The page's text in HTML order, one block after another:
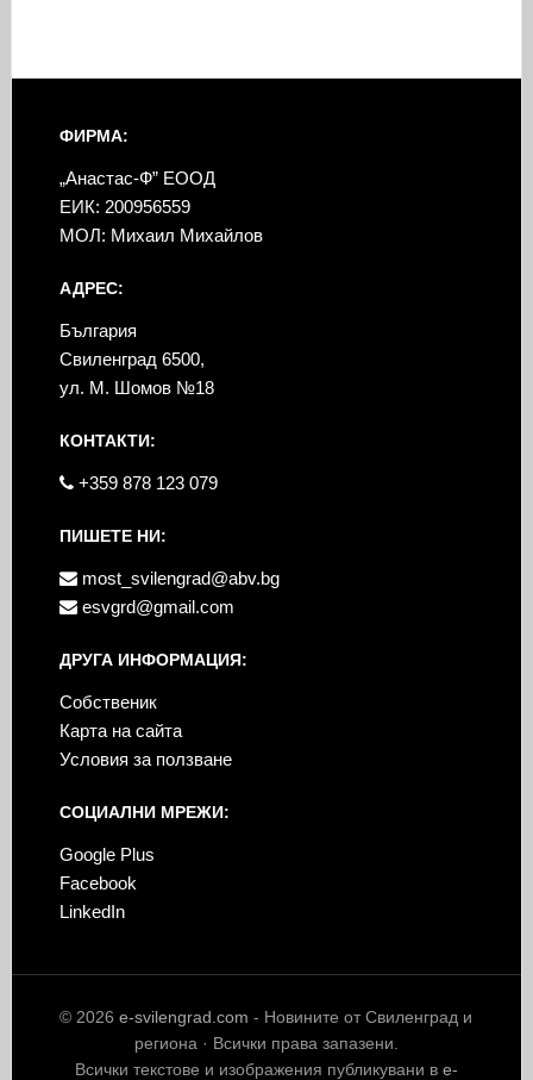
ФИРМА:
„Анастас-Ф” ЕООД
ЕИК: 200956559
МОЛ: Михаил Михайлов
АДРЕС:
България
Свиленград 6500,
ул. М. Шомов №18
КОНТАКТИ:
+359 878 123 079
ПИШЕТЕ НИ:
most_svilengrad@abv.bg
esvgrd@gmail.com
ДРУГА ИНФОРМАЦИЯ:
Собственик
Карта на сайта
Условия за ползване
СОЦИАЛНИ МРЕЖИ:
Google Plus
Facebook
LinkedIn
© 2026e-svilengrad.com - Новините от Свиленград и
региона · Всички права запазени.
Всички текстове и изображения публикувани в e-